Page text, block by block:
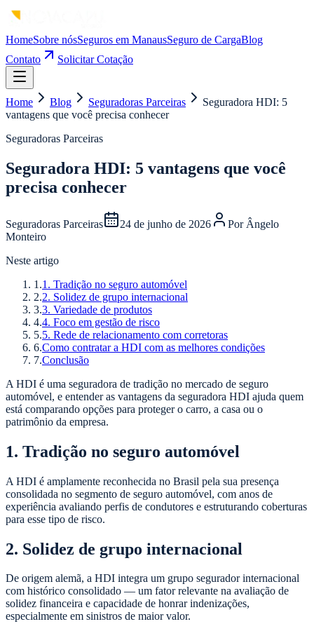
HomeSobre nósSeguros em ManausSeguro de CargaBlog
Contato
Solicitar Cotação
Home Blog Seguradoras Parceiras
Seguradora HDI: 5
vantagens que você precisa conhecer
Seguradoras Parceiras
Seguradora HDI: 5 vantagens que você
precisa conhecer
Seguradoras Parceiras 24 de junho de 2026 Por Ângelo
Monteiro
Neste artigo
1 .1. Tradição no seguro automóvel
2.2. Solidez de grupo internacional
3.3. Variedade de produtos
4.4. Foco em gestão de risco
5.5. Rede de relacionamento com corretoras
6.Como contratar a HDI com as melhores condições
7.Conclusão
A HDI é uma seguradora de tradição no mercado de seguro
automóvel, e entender as vantagens da seguradora HDI ajuda quem
está comparando opções para proteger o carro, a casa ou o
patrimônio da empresa.
1. Tradição no seguro automóvel
A HDI é amplamente reconhecida no Brasil pela sua presença
consolidada no segmento de seguro automóvel, com anos de
experiência avaliando perfis de condutores e estruturando coberturas
para esse tipo de risco.
2. Solidez de grupo internacional
De origem alemã, a HDI integra um grupo segurador internacional
com histórico consolidado — um fator relevante na avaliação de
solidez financeira e capacidade de honrar indenizações,
especialmente em sinistros de maior valor.